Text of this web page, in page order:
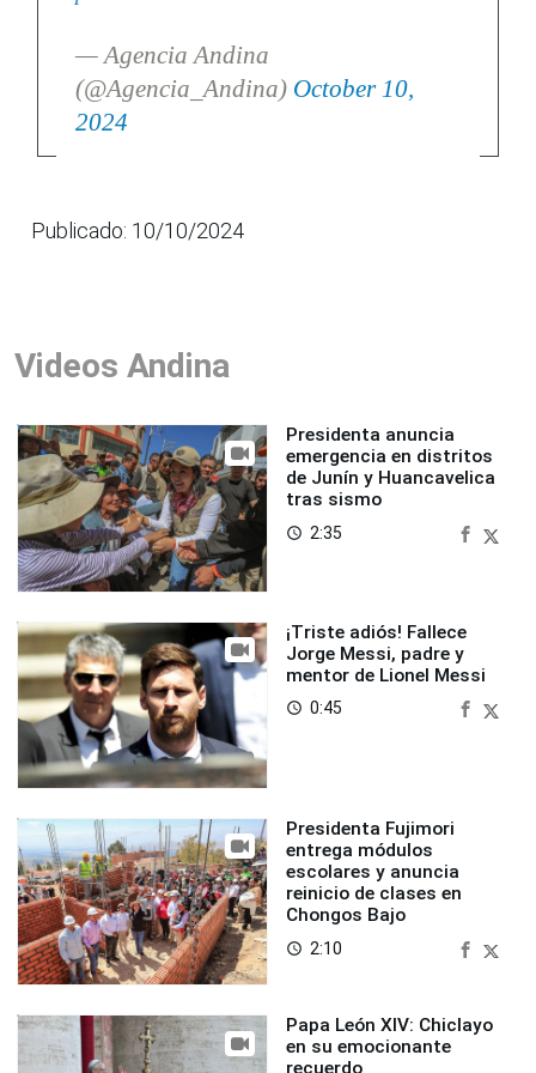
— Agencia Andina
(@Agencia_Andina) October 10,
2024
Publicado: 10/10/2024
Videos Andina
Presidenta anuncia
emergencia en distritos
de Junín y Huancavelica
tras sismo
access_time 2:35
¡Triste adiós! Fallece
Jorge Messi, padre y
mentor de Lionel Messi
access_time 0:45
Presidenta Fujimori
entrega módulos
escolares y anuncia
reinicio de clases en
Chongos Bajo
access_time 2:10
Papa León XIV: Chiclayo
en su emocionante
recuerdo